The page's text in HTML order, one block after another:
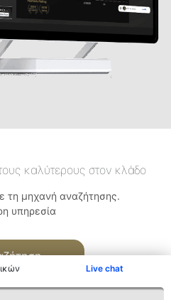
Live chat
καλύτερους στον κλάδο
τη μηχανή αναζήτησης.
υπηρεσία